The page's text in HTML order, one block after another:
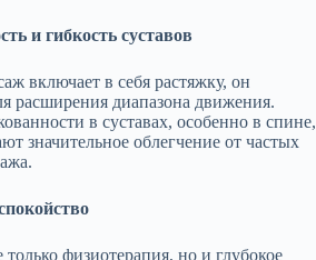
и гибкость суставов
включает в себя растяжку, он
расширения диапазона движения.
в суставах, особенно в спине,
значительное облегчение от частых
физиотерапия, но и глубокое